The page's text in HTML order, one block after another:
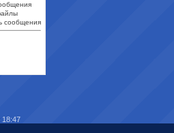
сообщения
18:47